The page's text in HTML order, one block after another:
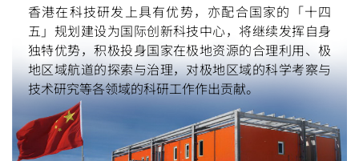
香港在科技研发上具有优势，亦配合国家的「十四
五」规划建设为国际创新科技中心，将继续发挥自身
独特优势，积极投身国家在极地资源的合理利用、极
地区域航道的探索与治理，对极地区域的科学考察与
技术研究等各领域的科研工作作出贡献。